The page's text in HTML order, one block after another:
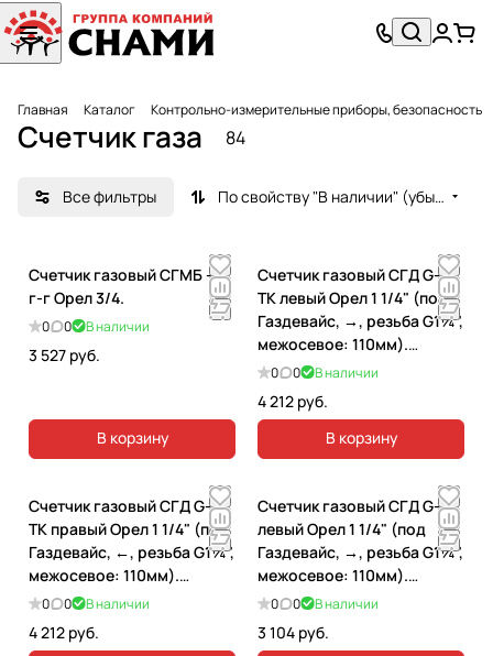
Главная Каталог Контрольно-измерительные приборы, безопасность
Счетчик газа 84
Все фильтры По свойству "В наличии" (убывание)
Счетчик газовый СГМБ - 4
г-г Орел 3/4.
0 0 В наличии
3 527 руб.
В корзину
Счетчик газовый СГД G-4
ТК левый Орел 1 1/4" (под
Газдевайс, →, резьба G1¼",
межосевое: 110мм).
СП-00005929
0 0 В наличии
4 212 руб.
В корзину
Счетчик газовый СГД G-4
ТК правый Орел 1 1/4" (под
Газдевайс, ←, резьба G1¼",
межосевое: 110мм).
СП-00005928
0 0 В наличии
4 212 руб.
Счетчик газовый СГД G-4
левый Орел 1 1/4" (под
Газдевайс, →, резьба G1¼",
межосевое: 110мм).
СП-00005926
0 0 В наличии
3 104 руб.